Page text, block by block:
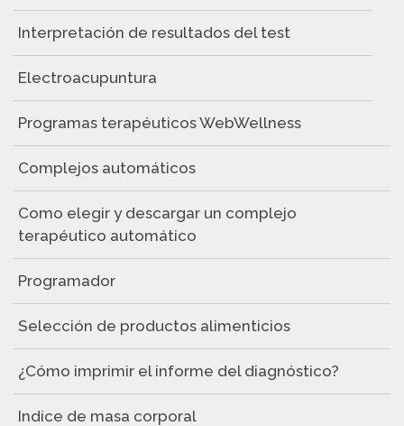
Interpretación de resultados del test
Electroacupuntura
Programas terapéuticos WebWellness
Complejos automáticos
Como elegir y descargar un complejo
terapéutico automático
Programador
Selección de productos alimenticios
¿Cómo imprimir el informe del diagnóstico?
Indice de masa corporal